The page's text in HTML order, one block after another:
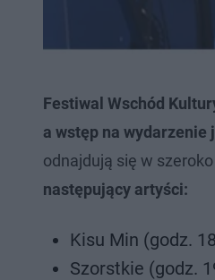
Festiwal Wschód
a wstęp na wydarzenie
odnajdują się w
następujący artyści:
Kisu Min (godz.
Szorstkie (godz.